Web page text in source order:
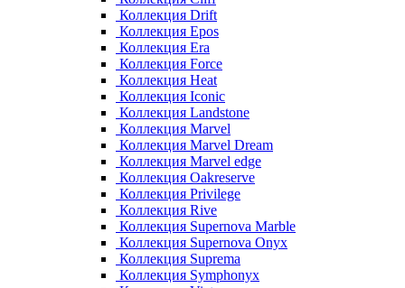
Коллекция Drift
Коллекция Epos
Коллекция Era
Коллекция Force
Коллекция Heat
Коллекция Iconic
Коллекция Landstone
Коллекция Marvel
Коллекция Marvel Dream
Коллекция Marvel edge
Коллекция Oakreserve
Коллекция Privilege
Коллекция Rive
Коллекция Supernova Marble
Коллекция Supernova Onyx
Коллекция Suprema
Коллекция Symphonyx